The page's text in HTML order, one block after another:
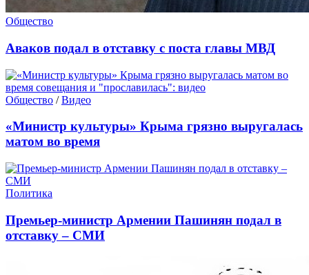
Общество
Аваков подал в отставку с поста главы МВД
Общество /Видео
«Министр культуры» Крыма грязно выругалась
матом во время
Политика
Премьер-министр Армении Пашинян подал в
отставку – СМИ